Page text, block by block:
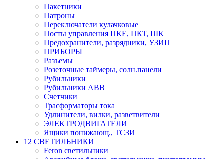
Пакетники
Патроны
Переключатели кулачковые
Посты управления ПКЕ, ПКТ, ШК
Предохранители, разрядники, УЗИП
ПРИБОРЫ
Разъемы
Розеточные таймеры, солн.панели
Рубильники
Рубильники ABB
Счетчики
Трасформаторы тока
Удлинители, вилки, разветвители
ЭЛЕКТРОДВИГАТЕЛИ
Ящики понижающ., ТСЗИ
12 СВЕТИЛЬНИКИ
Feron светильники